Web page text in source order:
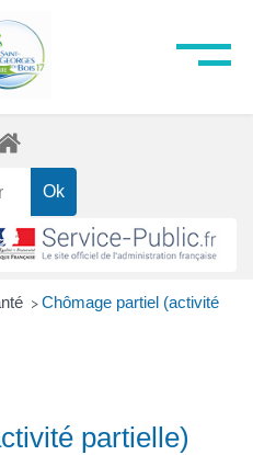
> Chômage partiel (activité
partielle)